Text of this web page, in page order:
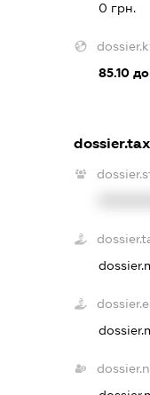
0 грн.
85.10
dossier.tax